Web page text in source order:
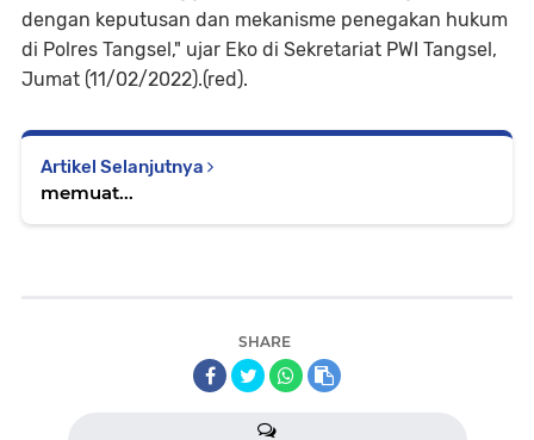
dengan keputusan dan mekanisme penegakan hukum
di Polres Tangsel," ujar Eko di Sekretariat PWI Tangsel,
Jumat (11/02/2022).(red).
Artikel Selanjutnya
memuat...
SHARE